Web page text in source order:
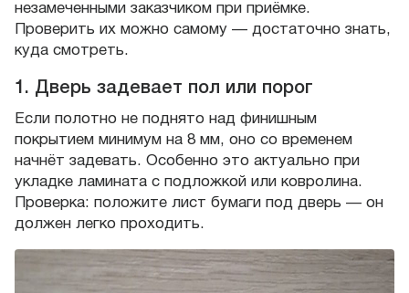
незамеченными заказчиком при приёмке.
Проверить их можно самому — достаточно знать,
куда смотреть.
1. Дверь задевает пол или порог
Если полотно не поднято над финишным
покрытием минимум на 8 мм, оно со временем
начнёт задевать. Особенно это актуально при
укладке ламината с подложкой или ковролина.
Проверка: положите лист бумаги под дверь — он
должен легко проходить.